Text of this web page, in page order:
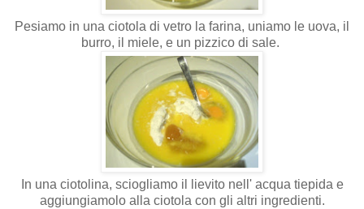
Pesiamo in una ciotola di vetro la farina, uniamo le uova, il
burro, il miele, e un pizzico di sale.
In una ciotolina, sciogliamo il lievito nell' acqua tiepida e
aggiungiamolo alla ciotola con gli altri ingredienti.